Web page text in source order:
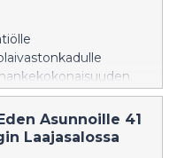
2024 ja koko
2026.Asunnoille 41
Laajasalossa